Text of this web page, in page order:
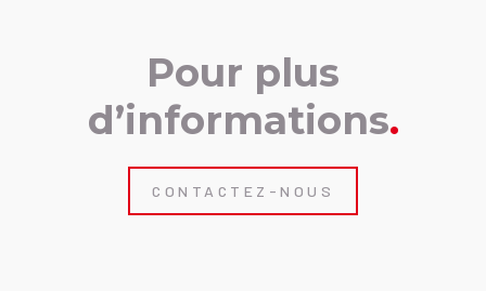
Pour plus
d’informations.
CONTACTEZ-NOUS